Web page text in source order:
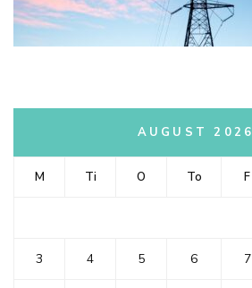
AUGUST 2026
M Ti O To F
3 4 5 6 7